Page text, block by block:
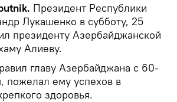
Президент Республики
Лукашенко в субботу, 25
президенту Азербайджанской
Алиеву.
главу Азербайджана с 60-
пожелал ему успехов в
здоровья.